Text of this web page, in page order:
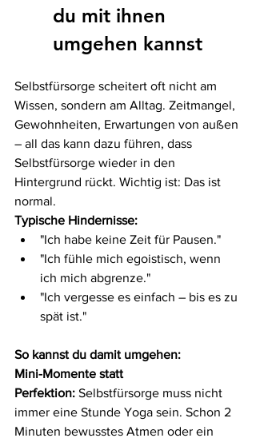
du mit ihnen
umgehen kannst
Selbstfürsorge scheitert oft nicht am
Wissen, sondern am Alltag. Zeitmangel,
Gewohnheiten, Erwartungen von außen
– all das kann dazu führen, dass
Selbstfürsorge wieder in den
Hintergrund rückt. Wichtig ist: Das ist
normal.
Typische Hindernisse:
"Ich habe keine Zeit für Pausen."
"Ich fühle mich egoistisch, wenn
ich mich abgrenze."
"Ich vergesse es einfach – bis es zu
spät ist."
So kannst du damit umgehen:
Mini-Momente statt
Perfektion: Selbstfürsorge muss nicht
immer eine Stunde Yoga sein. Schon 2
Minuten bewusstes Atmen oder ein